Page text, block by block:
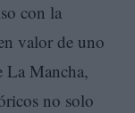
con la
valor de uno
La Mancha,
no solo